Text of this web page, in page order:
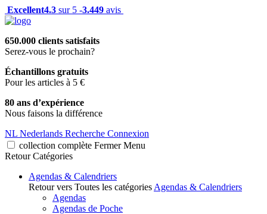
Excellent4.3 sur 5 -3.449 avis
650.000 clients satisfaits
Serez-vous le prochain?
Échantillons gratuits
Pour les articles à 5 €
80 ans d’expérience
Nous faisons la différence
NL Nederlands Recherche Connexion
collection complète Fermer Menu
Retour Catégories
Agendas & Calendriers
Retour vers Toutes les catégories Agendas & Calendriers
Agendas
Agendas de Poche